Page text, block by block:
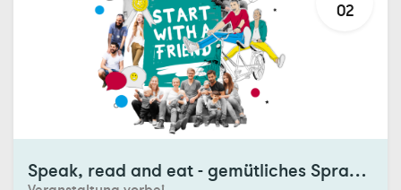
02
Speak, read and eat - gemütliches Sprach- und Buchcafé mit Tandemaufnahme